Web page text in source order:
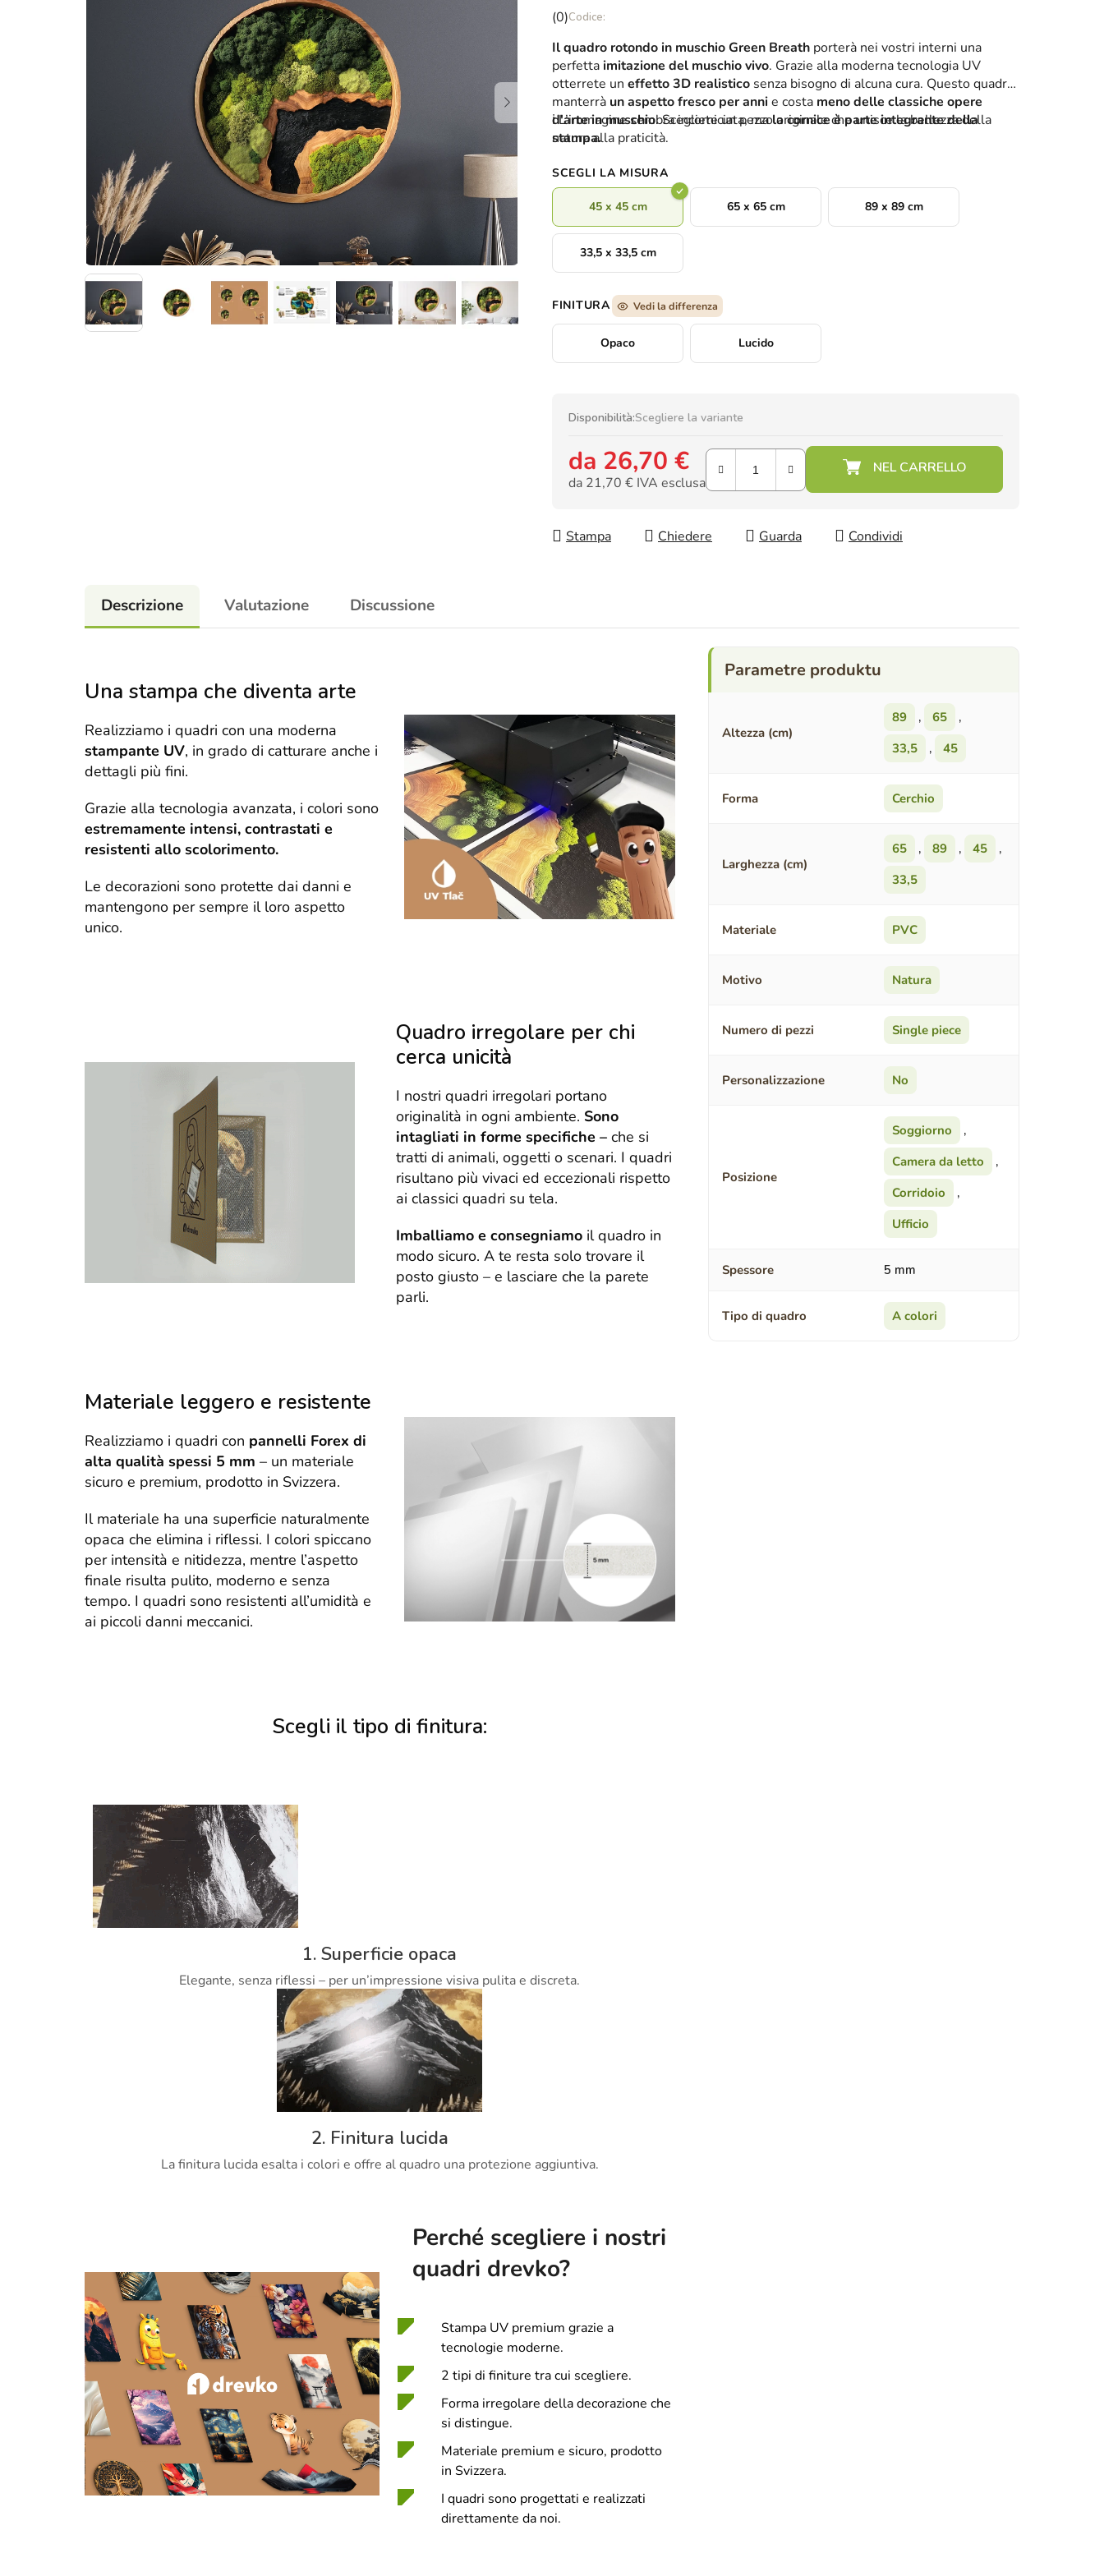
La
media
del
prodotto
è
0,0
su
stelle.
(0)
Il quadro rotondo in muschio Green Breath porterà nei vostri interni una
perfettaimitazione del muschio vivo. Grazie alla moderna tecnologia UV
otterrete un effetto 3D realistico senza bisogno di alcuna cura. Questo quadro
manterrà un aspetto fresco per annie costa meno delle classiche opere
d'arte in muschio. Scegliete un pezzo originale che unisce la bellezza della
natura alla praticità.
ℹ️ L’immagine sembra incorniciata, mala cornice è parte integrante della
stampa.
SCEGLI LA MISURA
45 x 45 cm 65 x 65 cm 89 x 89 cm
33,5 x 33,5 cm
FINITURA Vedi la differenza
Opaco Lucido
Disponibilità:Scegliere la variante
da 26,70 €
da 21,70 € IVA esclusa
Stampa
Chiedere Guarda Condividi
Descrizione Valutazione Discussione
Una stampa che diventa arte
Realizziamo i quadri con una moderna
stampante UV, in grado di catturare anche i
dettagli più fini.
Grazie alla tecnologia avanzata, i colori sono
estremamente intensi, contrastati e
resistenti allo scolorimento.
Le decorazioni sono protette dai danni e
mantengono per sempre il loro aspetto
unico.
Quadro irregolare per chi
cerca unicità
I nostri quadri irregolari portano
originalità in ogni ambiente. Sono
intagliati in forme specifiche – che si
tratti di animali, oggetti o scenari. I quadri
risultano più vivaci ed eccezionali rispetto
ai classici quadri su tela.
Imballiamo e consegniamo il quadro in
modo sicuro. A te resta solo trovare il
posto giusto – e lasciare che la parete
parli.
Materiale leggero e resistente
Realizziamo i quadri con pannelli Forex di
alta qualità spessi 5 mm – un materiale
sicuro e premium, prodotto in Svizzera.
Il materiale ha una superficie naturalmente
opaca che elimina i riflessi. I colori spiccano
per intensità e nitidezza, mentre l’aspetto
finale risulta pulito, moderno e senza
tempo. I quadri sono resistenti all’umidità e
ai piccoli danni meccanici.
Scegli il tipo di finitura:
1. Superficie opaca
Elegante, senza riflessi – per un’impressione visiva pulita e discreta.
2. Finitura lucida
La finitura lucida esalta i colori e offre al quadro una protezione aggiuntiva.
Perché scegliere i nostri
quadri drevko?
Stampa UV premium grazie a
tecnologie moderne.
2 tipi di finiture tra cui scegliere.
Forma irregolare della decorazione che
si distingue.
Materiale premium e sicuro, prodotto
in Svizzera.
I quadri sono progettati e realizzati
direttamente da noi.
Altezza (cm)
89 , 65
,
33,5
, 45
Forma Cerchio
Larghezza (cm)
65 , 89 , 45
,
33,5
Materiale PVC
Motivo Natura
Numero di pezzi Single piece
Personalizzazione No
Posizione
Soggiorno
,
Camera da letto
,
Corridoio
,
Ufficio
Spessore 5 mm
Tipo di quadro A colori